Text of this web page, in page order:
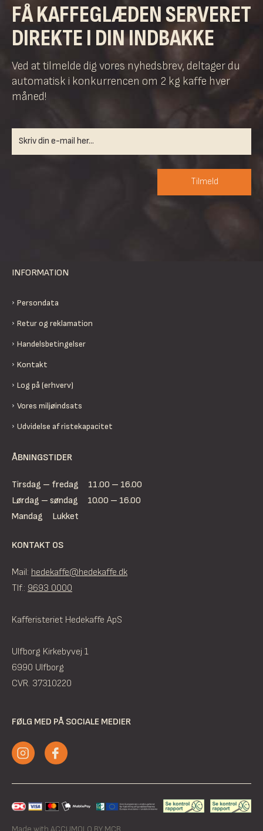
FÅ KAFFEGLÆDEN SERVERET
DIREKTE I DIN INDBAKKE
Ved at tilmelde dig vores nyhedsbrev, deltager du
automatisk i konkurrencen om 2 kg kaffe hver
måned!
Tilmeld
INFORMATION
Persondata
Retur og reklamation
Handelsbetingelser
Kontakt
Log på (erhverv)
Vores miljøindsats
Udvidelse af ristekapacitet
ÅBNINGSTIDER
Tirsdag – fredag
11.00 – 16.00
Lørdag – søndag
10.00 – 16.00
Mandag
Lukket
KONTAKT OS
Mail: hedekaffe@hedekaffe.dk
Tlf.: 9693 0000
Kafferisteriet Hedekaffe ApS
Ulfborg Kirkebyvej 1
6990 Ulfborg
CVR. 37310220
FØLG MED PÅ SOCIALE MEDIER